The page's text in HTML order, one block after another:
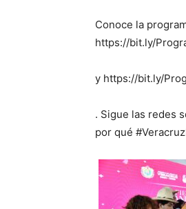
Conoce la
https://bit.ly/
y https://bit.ly/
. Sigue las redes
por qué